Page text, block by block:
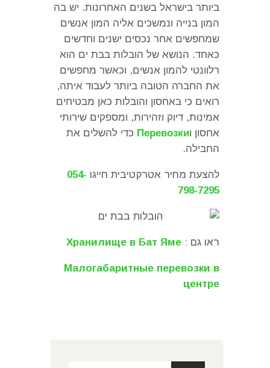
ביותר בישראל בשנים האחרונות. יש בה
המון בנייה ונמשכים אליה המון אנשים
שמחפשים אחר נכסים ישנים וחדשים
כאחד. הנושא של הובלות בבת ים הוא
רלוונטי להמון אנשים, וכאשר מחפשים
את החברה הטובה ביותר לעבוד איתה,
רואים כי באחסון והובלות כאן מבטיחים
אמינות, דיוק וזהירות, ומספקים שירותי
אחסון וПеревозки כדי להשלים את
החבילה.
להצעת מחיר אטרקטיבית חייגו 054-
798-7295
ראו גם : Хранилище в Бат Яме
Малогабаритные перевозки в
центре